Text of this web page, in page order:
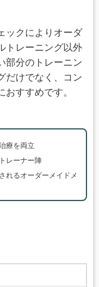
ックによりオーダ
トレーニング以外
部分のトレーニン
だけでなく、コン
すすめです。
療を両立
レーナー陣
れるオーダーメイドメ